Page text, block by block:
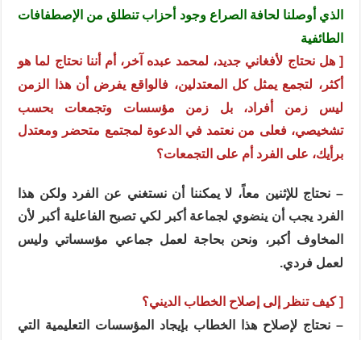
الذي أوصلنا لحافة الصراع وجود أحزاب تنطلق من الإصطفافات
الطائفية
[ هل نحتاج لأفغاني جديد، لمحمد عبده آخر، أم أننا نحتاج لما هو
أكثر، لتجمع يمثل كل المعتدلين، فالواقع يفرض أن هذا الزمن
ليس زمن أفراد، بل زمن مؤسسات وتجمعات بحسب
تشخيصي، فعلى من نعتمد في الدعوة لمجتمع متحضر ومعتدل
برأيك، على الفرد أم على التجمعات؟
– نحتاج للإثنين معاً، لا يمكننا أن نستغني عن الفرد ولكن هذا
الفرد يجب أن ينضوي لجماعة أكبر لكي تصبح الفاعلية أكبر لأن
المخاوف أكبر، ونحن بحاجة لعمل جماعي مؤسساتي وليس
لعمل فردي.
[ كيف تنظر إلى إصلاح الخطاب الديني؟
– نحتاج لإصلاح هذا الخطاب بإيجاد المؤسسات التعليمية التي